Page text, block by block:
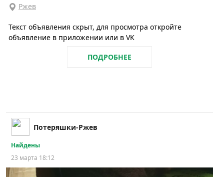
Ржев
Текст объявления скрыт, для просмотра откройте
объявление в приложении или в VK
ПОДРОБНЕЕ
Потеряшки-Ржев
Найдены
23 марта 18:12